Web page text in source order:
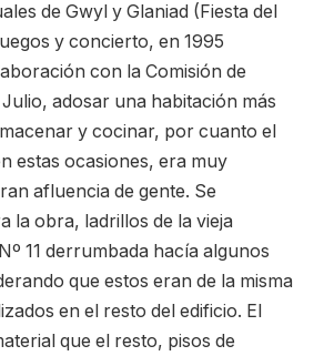
de Gwyl y Glaniad (Fiesta del
y concierto, en 1995
con la Comisión de
adosar una habitación más
y cocinar, por cuanto el
estas ocasiones, era muy
afluencia de gente. Se
la obra, ladrillos de la vieja
11 derrumbada hacía algunos
que estos eran de la misma
en el resto del edificio. El
que el resto, pisos de